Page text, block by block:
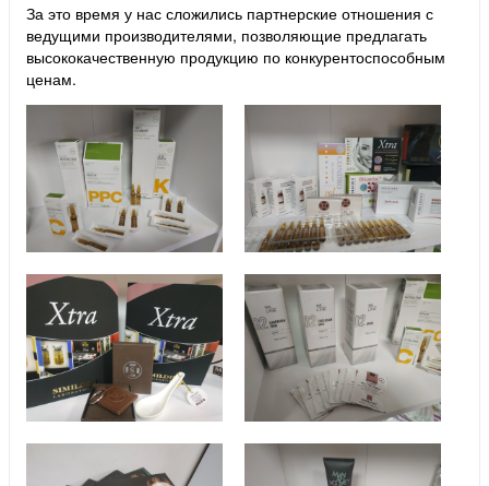
За это время у нас сложились партнерские отношения с
ведущими производителями, позволяющие предлагать
высококачественную продукцию по конкурентоспособным
ценам.